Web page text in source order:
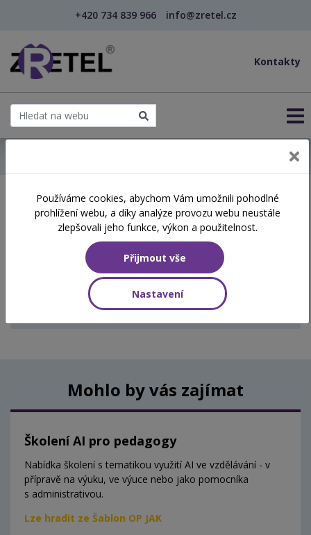
+420 734 839 966 info@zretel.cz
Kontakty
Školení začínající 27. 05.
2026
Aktuálně vypsané termíny
Aktuálně nejsou vypsány žádné termíny.
Mohlo by vás zajímat
Školení AI pro pedagogy
Nabídka školení s tematikou využití AI ve vzdělávání - v
přípravě na výuku, ve výuce nebo jako pomocníka
s administrativou.
Lze hradit ze Šablon OP JAK
Používáme cookies, abychom Vám umožnili pohodlné
prohlížení webu, a díky analýze provozu webu neustále
zlepšovali jeho funkce, výkon a použitelnost.
Přijmout vše
Nastavení